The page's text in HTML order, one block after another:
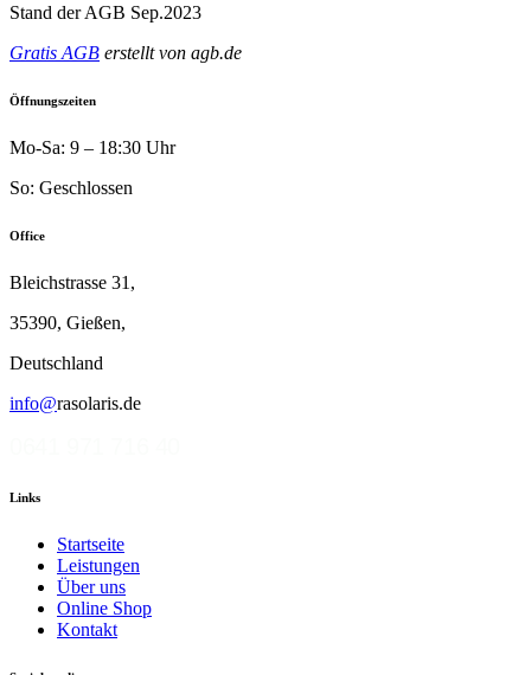
Stand der AGB Sep.2023
Gratis AGB erstellt von agb.de
Öffnungszeiten
Mo-Sa: 9 – 18:30 Uhr
So: Geschlossen
Office
Bleichstrasse 31,
35390, Gießen,
Deutschland
info@rasolaris.de
Links
Startseite
Leistungen
Über uns
Online Shop
Kontakt